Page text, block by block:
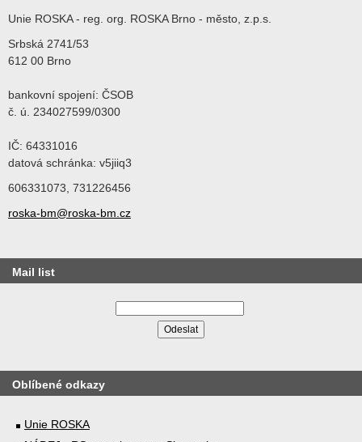
Unie ROSKA - reg. org. ROSKA Brno - město, z.p.s.
Srbská 2741/53
612 00 Brno
bankovní spojení: ČSOB
č. ú. 234027599/0300
IČ: 64331016
datová schránka: v5jiiq3
606331073, 731226456
roska-bm@roska-bm.cz
Mail list
Oblíbené odkazy
Unie ROSKA